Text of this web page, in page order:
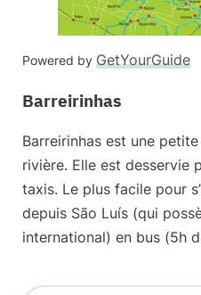
Powered by GetYourGuide
Barreirinhas
Barreirinhas est une
rivière. Elle est desservie
taxis. Le plus facile pour
depuis São Luís (qui
international) en bus (5h